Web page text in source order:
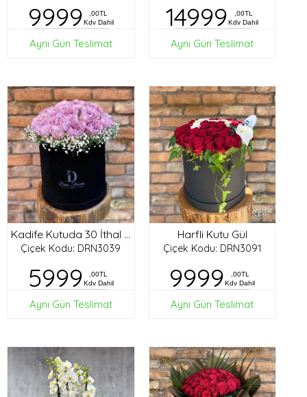
9999
,00TL
Kdv Dahil
Aynı Gün Teslimat
14999
,00TL
Kdv Dahil
Aynı Gün Teslimat
Kadife Kutuda 30 İthal Gül
Çiçek Kodu: DRN3039
5999
,00TL
Kdv Dahil
Aynı Gün Teslimat
Harfli Kutu Gül
Çiçek Kodu: DRN3091
9999
,00TL
Kdv Dahil
Aynı Gün Teslimat